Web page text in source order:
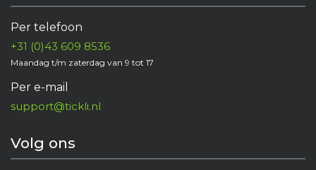
Per telefoon
+31 (0)43 609 8536
Maandag t/m zaterdag van 9 tot 17
Per e-mail
support@tickli.nl
Volg ons